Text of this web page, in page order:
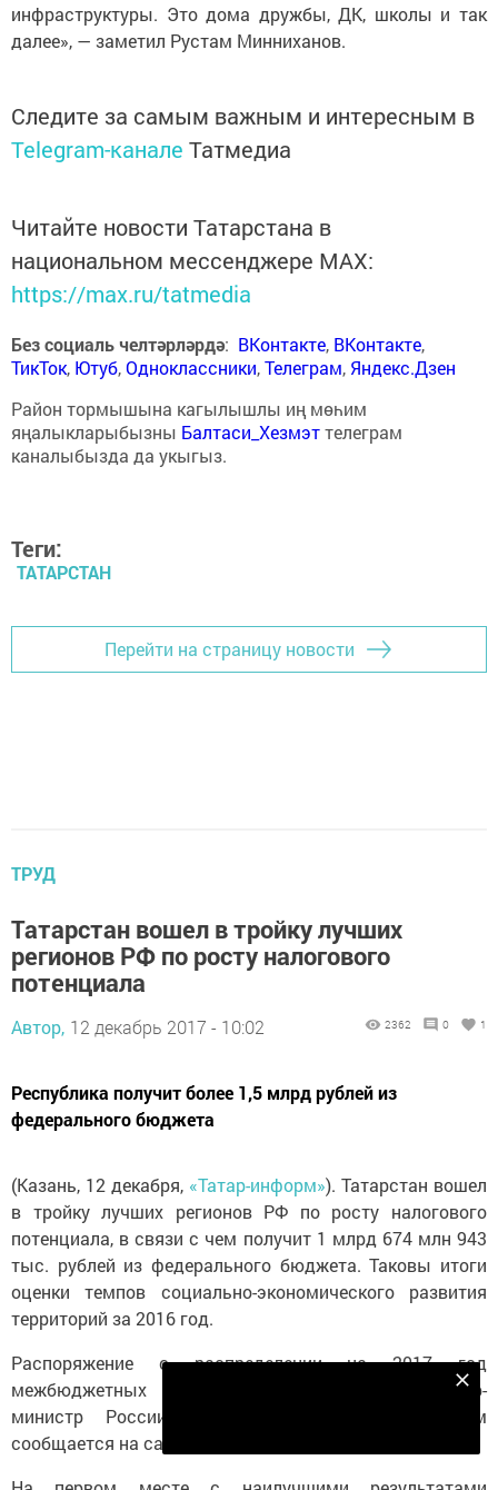
инфраструктуры. Это дома дружбы, ДК, школы и так
далее», — заметил Рустам Минниханов.
Следите за самым важным и интересным в
Telegram-канале Татмедиа
Читайте новости Татарстана в
национальном мессенджере MАХ:
https://max.ru/tatmedia
Без социаль челтәрләрдә: ВКонтакте, ВКонтакте,
ТикТок, Ютуб,Одноклассники,Телеграм, Яндекс.Дзен
Район тормышына кагылышлы иң мөһим
яңалыкларыбызны Балтаси_Хезмэттелеграм
каналыбызда да укыгыз.
Теги:
ТАТАРСТАН
Перейти на страницу новости
ТРУД
Татарстан вошел в тройку лучших
регионов РФ по росту налогового
потенциала
Автор, 12 декабрь 2017 - 10:02 2362 0 1
Республика получит более 1,5 млрд рублей из
федерального бюджета
(Казань, 12 декабря, «Татар-информ»). Татарстан вошел
в тройку лучших регионов РФ по росту налогового
потенциала, в связи с чем получит 1 млрд 674 млн 943
тыс. рублей из федерального бюджета. Таковы итоги
оценки темпов социально-экономического развития
территорий за 2016 год.
Распоряжение о распределении на 2017 год
межбюджетных трансфертов подписал Премьер-
министр России Дмитрий Медведев. Об этом
сообщается на сайте Кабмина.